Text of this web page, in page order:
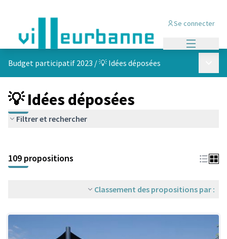
Se connecter
Budget participatif 2023 /💡 Idées déposées
💡 Idées déposées
Filtrer et rechercher
+
−
109 propositions
Classement des propositions par :